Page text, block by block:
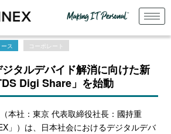
ス コーポレート
タルデバイド解消に向けた新
Digi Share」を始動
本社：東京 代表取締役社長：國持重
」）は、日本社会におけるデジタルデバ